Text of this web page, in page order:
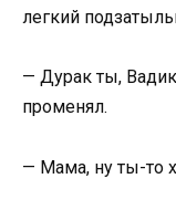
легкий
— Дурак ты,
променял.
— Мама, ну ты-то